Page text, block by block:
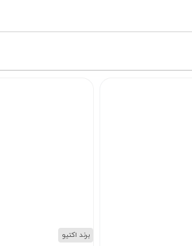
برند اکتیو